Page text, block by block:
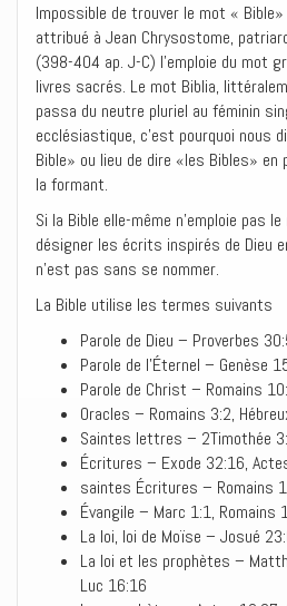
Impossible de trouver le mot « Bible»
attribué à Jean Chrysostome,
(398-404 ap. J-C) l’emploie du mot
livres sacrés. Le mot Biblia,
passa du neutre pluriel au féminin
ecclésiastique, c’est pourquoi nous
Bible» ou lieu de dire «les Bibles»
la formant.
Si la Bible elle-même n’emploie pas
désigner les écrits inspirés de Dieu
n’est pas sans se nommer.
La Bible utilise les termes suivants
Parole de Dieu – Proverbes
Parole de l’Éternel – Genèse
Parole de Christ – Romains
Oracles – Romains 3:2,
Saintes lettres – 2Timothée
Écritures – Exode 32:16,
saintes Écritures – Romains
Évangile – Marc 1:1, Romains
La loi, loi de Moïse – Josué
La loi et les prophètes –
Luc 16:16